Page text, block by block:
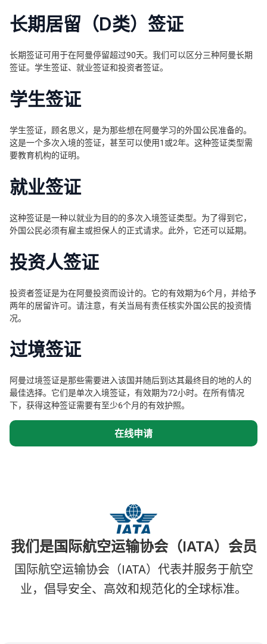
长期居留（D类）签证
长期签证可用于在阿曼停留超过90天。我们可以区分三种阿曼长期
签证。学生签证、就业签证和投资者签证。
学生签证
学生签证，顾名思义，是为那些想在阿曼学习的外国公民准备的。
这是一个多次入境的签证，甚至可以使用1或2年。这种签证类型需
要教育机构的证明。
就业签证
这种签证是一种以就业为目的的多次入境签证类型。为了得到它，
外国公民必须有雇主或担保人的正式请求。此外，它还可以延期。
投资人签证
投资者签证是为在阿曼投资而设计的。它的有效期为6个月，并给予
两年的居留许可。请注意，有关当局有责任核实外国公民的投资情
况。
过境签证
阿曼过境签证是那些需要进入该国并随后到达其最终目的地的人的
最佳选择。它们是单次入境签证，有效期为72小时。在所有情况
下，获得这种签证需要有至少6个月的有效护照。
在线申请
我们是国际航空运输协会（IATA）会员
国际航空运输协会（IATA）代表并服务于航空
业，倡导安全、高效和规范化的全球标准。